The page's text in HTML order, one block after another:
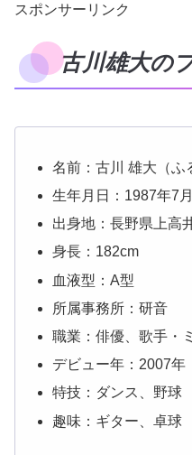
スポンサーリンク
古川雄大の
名前：古川 雄大（ふ
生年月日：1987年7
出身地：長野県上高
身長：182cm
血液型：A型
所属事務所：研音
職業：俳優、歌手・
デビュー年：2007年
特技：ダンス、野球
趣味：ギター、卓球